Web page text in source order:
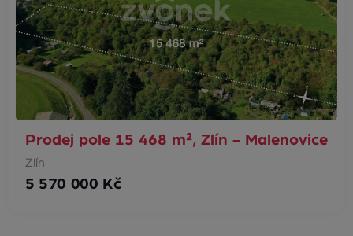
Prodej pole 15 468 m², Zlín - Malenovice
Zlín
5 570 000 Kč